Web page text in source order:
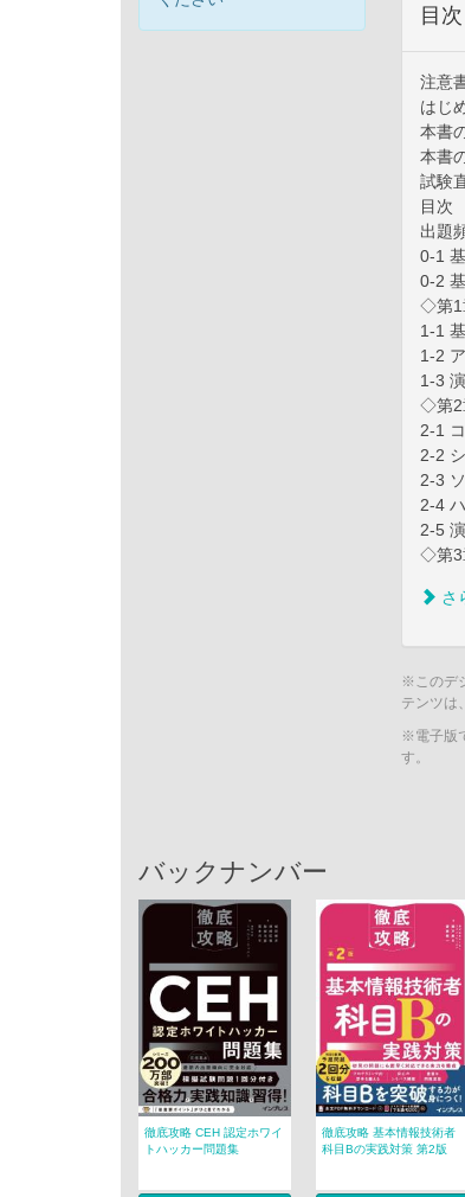
目次
注意
はじ
本書
本書
試験
目次
出題
0-1
0-2
◇第1
1-1
1-2
1-3
◇第2
2-1
2-2
2-3
2-4
2-5
◇第3
さ
※このデ
テンツは
※電子版
す。
バックナンバー
徹底攻略 CEH 認定ホワイ
トハッカー問題集
徹底攻略 基本情報技術者
科目Bの実践対策 第2版